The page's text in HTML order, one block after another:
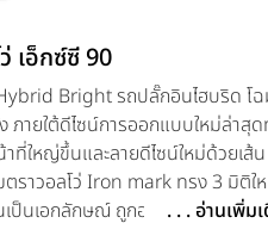
เอ็กซ์ซี 90
Bright รถปลั๊กอินไฮบริด โ
ภายใต้ดีไซน์การออกแบบใหม่ล่าสุ
ที่ใหญ่ขึ้นและลายดีไซน์ใหม่ด้วยเส้น
ราวอลโว่ Iron mark ทรง 3 มิติใ
ป็นเอกลักษณ์ ถูกออกแบบให้มีควา
. . . อ่านเพิ่ม